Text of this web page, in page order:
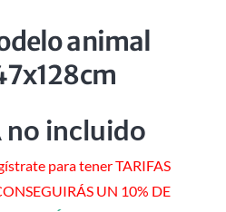
animal
no incluido
para tener TARIFAS
UN 10% DE